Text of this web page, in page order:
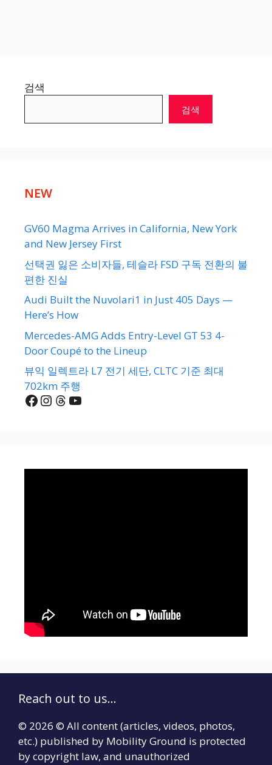
검색
검색
NEW
GV60 Magma Arrives in California, New York
and New Jersey First
선택권 잃은 소비자들, 테슬라 FSD 구독 전환의 불
편한 진실
Audi Built the Nuvolari1 in Just 405 Days —
Here’s How
Mercedes-AMG Adds Entry-Level GT 53 4-
Door Coupé to the Lineup
뷰익 일렉트라 L7 전기 세단, CLTC 기준 최대
702km 주행
Facebook
Instagram
Threads
YouTube
Reach out to us...
© 2026 © All content (articles, videos, photos,
etc.) published by Mobility Ground is protected
by copyright law, and unauthorized